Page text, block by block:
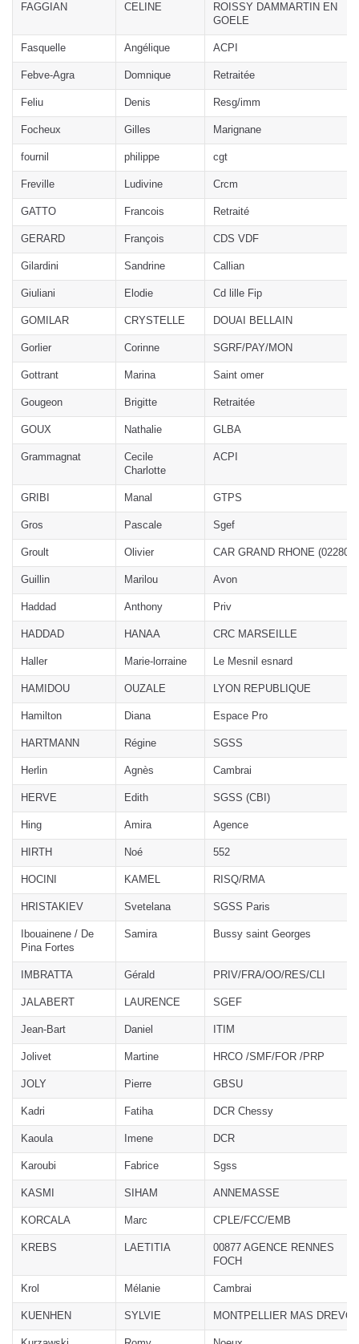
FAGGIAN CELINE
ROISSY DAMMARTIN EN
GOELE
Fasquelle Angélique ACPI
Febve-Agra Domnique Retraitée
Feliu Denis Resg/imm
Focheux Gilles Marignane
fournil philippe cgt
Freville Ludivine Crcm
GATTO Francois Retraité
GERARD François CDS VDF
Gilardini Sandrine Callian
Giuliani Elodie Cd lille Fip
GOMILAR CRYSTELLE DOUAI BELLAIN
Gorlier Corinne SGRF/PAY/MON
Gottrant Marina Saint omer
Gougeon Brigitte Retraitée
GOUX Nathalie GLBA
Grammagnat
Cecile
Charlotte
ACPI
GRIBI Manal GTPS
Gros Pascale Sgef
Groult Olivier CAR GRAND RHONE (02280)
Guillin Marilou Avon
Haddad Anthony Priv
HADDAD HANAA CRC MARSEILLE
Haller Marie-lorraine Le Mesnil esnard
HAMIDOU OUZALE LYON REPUBLIQUE
Hamilton Diana Espace Pro
HARTMANN Régine SGSS
Herlin Agnès Cambrai
HERVE Edith SGSS (CBI)
Hing Amira Agence
HIRTH Noé 552
HOCINI KAMEL RISQ/RMA
HRISTAKIEV Svetelana SGSS Paris
Ibouainene / De
Pina Fortes
Samira Bussy saint Georges
IMBRATTA Gérald PRIV/FRA/OO/RES/CLI
JALABERT LAURENCE SGEF
Jean-Bart Daniel ITIM
Jolivet Martine HRCO /SMF/FOR /PRP
JOLY Pierre GBSU
Kadri Fatiha DCR Chessy
Kaoula Imene DCR
Karoubi Fabrice Sgss
KASMI SIHAM ANNEMASSE
KORCALA Marc CPLE/FCC/EMB
KREBS LAETITIA
00877 AGENCE RENNES
FOCH
Krol Mélanie Cambrai
KUENHEN SYLVIE MONTPELLIER MAS